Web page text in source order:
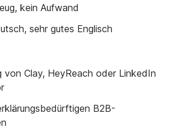
kein Aufwand
sehr gutes Englisch
von Clay, HeyReach oder LinkedIn
B2B-